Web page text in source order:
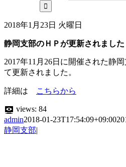
2018年1月23日 火曜日
静岡支部のＨＰが更新されました
2017年11月26日に開催された静
て更新されました。
詳細は こちらから
views: 84
admin2018-01-23T17:54:09+09:00
静岡支部|